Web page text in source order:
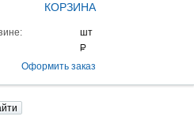
КОРЗИНА
Оформить заказ